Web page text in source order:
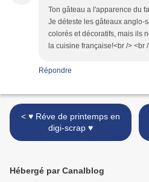
Ton gâteau a l'apparence du
Je déteste les gâteaux anglo-
colorés et décoratifs, mais ils
la cuisine française!<br /> <br
Répondre
< ♥ Réve de printemps en
digi-scrap ♥
Hébergé par Canalblog